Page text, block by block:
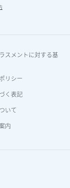
スメントに対する基
リシー
く表記
いて
内